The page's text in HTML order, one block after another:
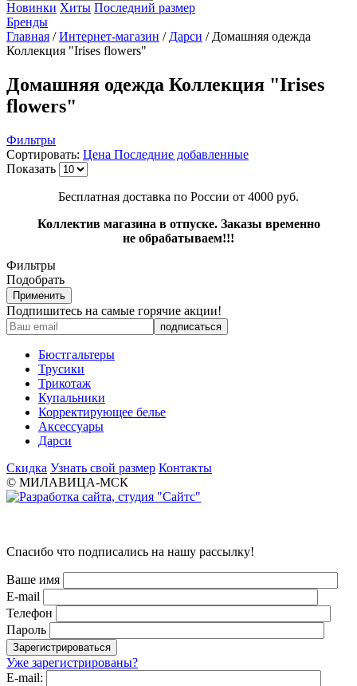
Новинки Хиты Последний размер
Бренды
Главная / Интернет-магазин / Дарси /Домашняя одежда
Коллекция "Irises flowers"
Домашняя одежда Коллекция "Irises
flowers"
Фильтры
Сортировать: Цена Последние добавленные
Показать
Бесплатная доставка по России от 4000 руб.
Коллектив магазина в отпуске. Заказы временно
не обрабатываем!!!
Фильтры
Подобрать
Применить
Подпишитесь на самые горячие акции!
Бюстгальтеры
Трусики
Трикотаж
Купальники
Корректирующее белье
Аксессуары
Дарси
Скидка Узнать свой размер Контакты
© МИЛАВИЦА-МСК
Спасибо что подписались на нашу рассылку!
Ваше имя
E-mail
Телефон
Пароль
Уже зарегистрированы?
E-mail: